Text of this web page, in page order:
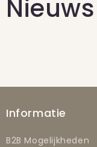
Nieuws
Informatie
B2B Mogelijkheden